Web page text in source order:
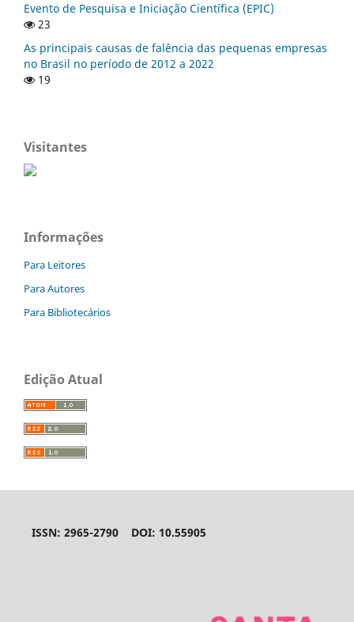
Evento de Pesquisa e Iniciação Científica (EPIC)
23
As principais causas de falência das pequenas empresas
no Brasil no período de 2012 a 2022
19
Visitantes
Informações
Para Leitores
Para Autores
Para Bibliotecários
Edição Atual
ISSN: 2965-2790 DOI: 10.55905